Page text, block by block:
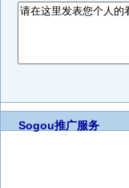
Sogou推广服务